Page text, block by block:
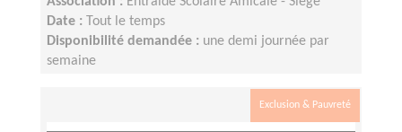
Date :
Tout le temps
Disponibilité demandée : une demi journée par
semaine
Exclusion & Pauvreté